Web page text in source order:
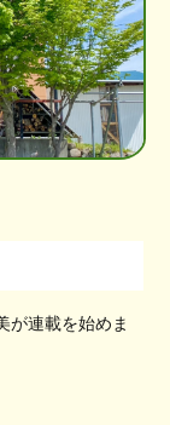
が連載を始めま